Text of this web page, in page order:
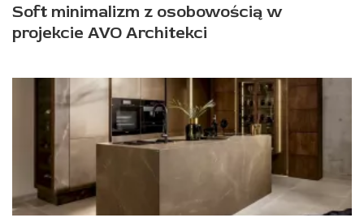
Soft minimalizm z osobowością w
projekcie AVO Architekci